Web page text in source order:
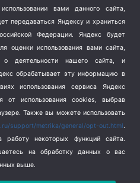
вами данного сайта,
передаваться Яндексу и храниться
Федерации. Яндекс будет
оценки использования вами сайта,
деятельности нашего сайта, и
обрабатывает эту информацию в
использования сервиса Яндекс
от использования cookies, выбрав
Также вы можете использовать
support/metrika/general/opt-out.html.
некоторых функций сайта.
на обработку данных о вас
выше.